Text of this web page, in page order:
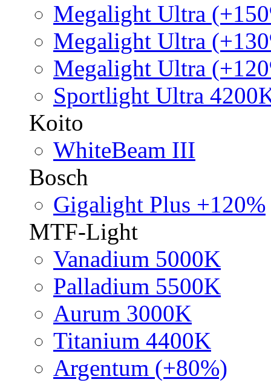
Megalight Ultra
Megalight Ultra
Megalight Ultra
Sportlight Ultra
Koito
WhiteBeam III
Bosch
Gigalight Plus +120%
MTF-Light
Vanadium 5000K
Palladium 5500K
Aurum 3000K
Titanium 4400K
Argentum (+80%)